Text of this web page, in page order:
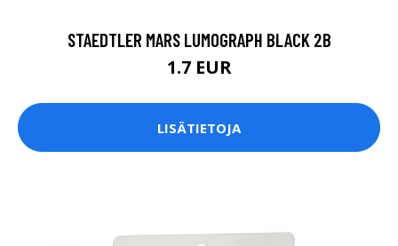
STAEDTLER MARS LUMOGRAPH BLACK 2B
1.7 EUR
LISÄTIETOJA